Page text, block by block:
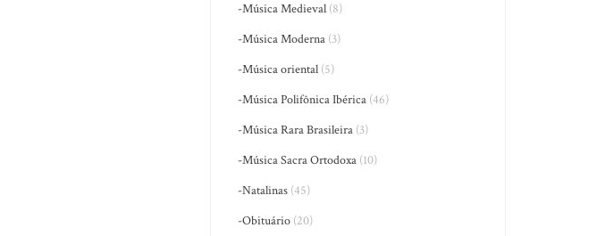
-Música Medieval (8)
-Música Moderna (3)
-Música oriental (5)
-Música Polifônica Ibérica (46)
-Música Rara Brasileira (3)
-Música Sacra Ortodoxa (10)
-Natalinas (45)
-Obituário (20)